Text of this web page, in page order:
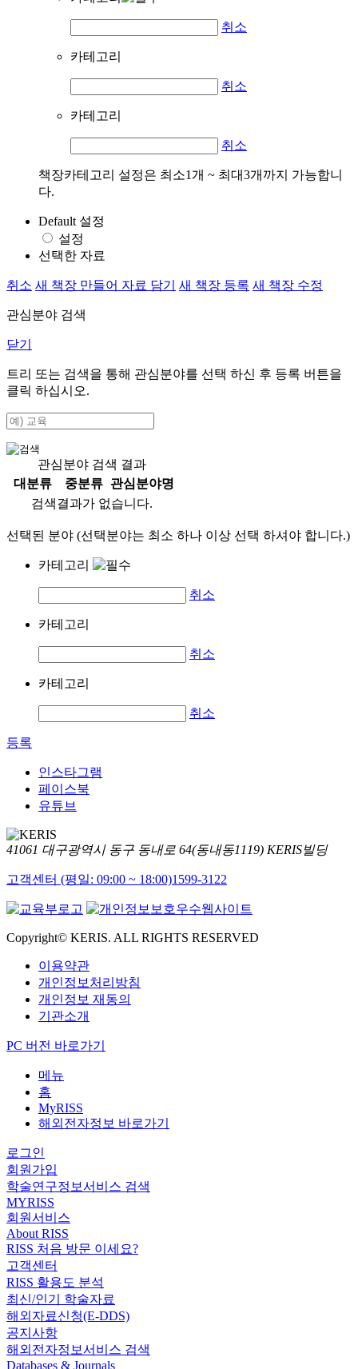
취소
카테고리
취소
카테고리
취소
책장카테고리 설정은 최소1개 ~ 최대3개까지 가능합니
다.
Default 설정
설정
선택한 자료
취소 새 책장 만들어 자료 담기 새 책장 등록 새 책장 수정
관심분야 검색
닫기
트리 또는 검색을 통해 관심분야를 선택 하신 후 등록 버튼을
클릭 하십시오.
관심분야 검색 결과
대분류
중분류
관심분야명
검색결과가 없습니다.
선택된 분야 (선택분야는 최소 하나 이상 선택 하셔야 합니다.)
카테고리
취소
카테고리
취소
카테고리
취소
등록
인스타그램
페이스북
유튜브
41061 대구광역시 동구 동내로 64(동내동1119) KERIS빌딩
고객센터 (평일: 09:00 ~ 18:00)1599-3122
Copyright© KERIS. ALL RIGHTS RESERVED
이용약관
개인정보처리방침
개인정보 재동의
기관소개
PC 버전 바로가기
메뉴
홈
MyRISS
해외전자정보 바로가기
로그인
회원가입
학술연구정보서비스 검색
MYRISS
회원서비스
About RISS
RISS 처음 방문 이세요?
고객센터
RISS 활용도 분석
최신/인기 학술자료
해외자료신청(E-DDS)
공지사항
해외전자정보서비스 검색
Databases & Journals